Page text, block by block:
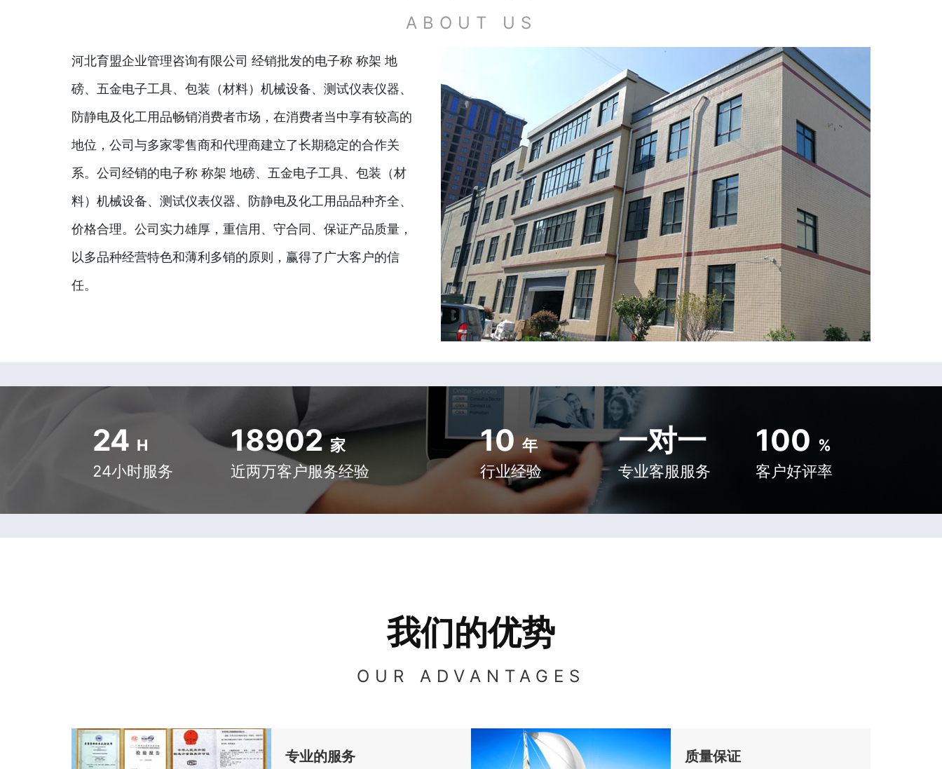
ABOUT US
河北育盟企业管理咨询有限公司 经销批发的电子称 称架 地
磅、五金电子工具、包装（材料）机械设备、测试仪表仪器、
防静电及化工用品畅销消费者市场，在消费者当中享有较高的
地位，公司与多家零售商和代理商建立了长期稳定的合作关
系。公司经销的电子称 称架 地磅、五金电子工具、包装（材
料）机械设备、测试仪表仪器、防静电及化工用品品种齐全、
价格合理。公司实力雄厚，重信用、守合同、保证产品质量，
以多品种经营特色和薄利多销的原则，赢得了广大客户的信
任。
24 H
24小时服务
18902 家
近两万客户服务经验
10 年
行业经验
一对一
专业客服服务
100 %
客户好评率
我们的优势
OUR ADVANTAGES
专业的服务 质量保证